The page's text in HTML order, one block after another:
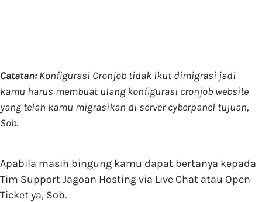
Catatan: Konfigurasi Cronjob tidak ikut dimigrasi jadi
kamu harus membuat ulang konfigurasi cronjob website
yang telah kamu migrasikan di server cyberpanel tujuan,
Sob.
Apabila masih bingung kamu dapat bertanya kepada
Tim Support Jagoan Hosting via Live Chat atau Open
Ticket ya, Sob.